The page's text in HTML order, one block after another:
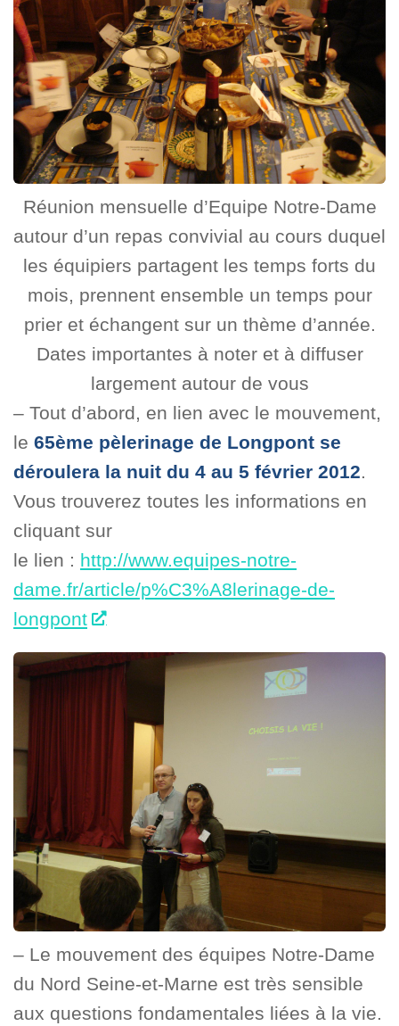
Réunion mensuelle d’Equipe Notre-Dame
autour d’un repas convivial au cours duquel
les équipiers partagent les temps forts du
mois, prennent ensemble un temps pour
prier et échangent sur un thème d’année.
Dates importantes à noter et à diffuser
largement autour de vous
– Tout d’abord, en lien avec le mouvement,
le 65ème pèlerinage de Longpont se
déroulera la nuit du 4 au 5 février 2012.
Vous trouverez toutes les informations en
cliquant sur
le lien : http://www.equipes-notre-
dame.fr/article/p%C3%A8lerinage-de-
longpont
– Le mouvement des équipes Notre-Dame
du Nord Seine-et-Marne est très sensible
aux questions fondamentales liées à la vie.